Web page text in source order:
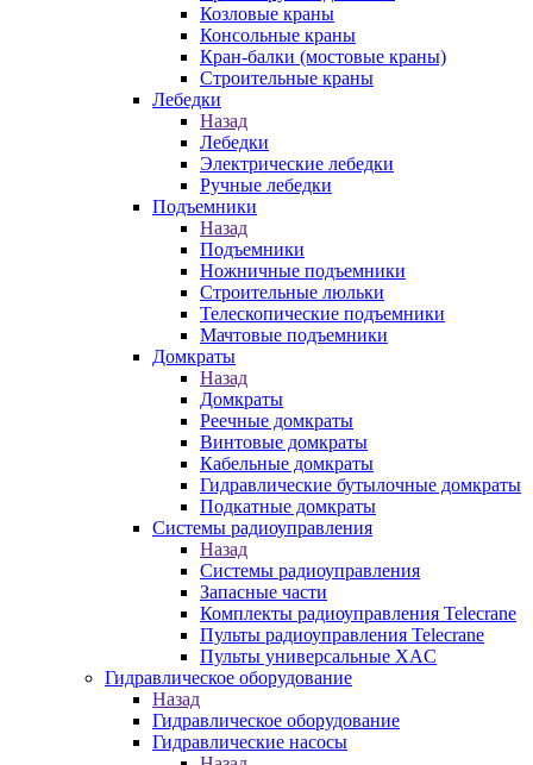
Козловые краны
Консольные краны
Кран-балки (мостовые краны)
Строительные краны
Лебедки
Назад
Лебедки
Электрические лебедки
Ручные лебедки
Подъемники
Назад
Подъемники
Ножничные подъемники
Строительные люльки
Телескопические подъемники
Мачтовые подъемники
Домкраты
Назад
Домкраты
Реечные домкраты
Винтовые домкраты
Кабельные домкраты
Гидравлические бутылочные домкраты
Подкатные домкраты
Системы радиоуправления
Назад
Системы радиоуправления
Запасные части
Комплекты радиоуправления Telecrane
Пульты радиоуправления Telecrane
Пульты универсальные XAC
Гидравлическое оборудование
Назад
Гидравлическое оборудование
Гидравлические насосы